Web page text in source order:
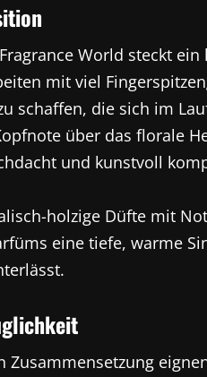
World steckt
mit viel
schaffen, die sich im
über das florale
und kunstvoll
holzige Düfte mit
eine tiefe, warme